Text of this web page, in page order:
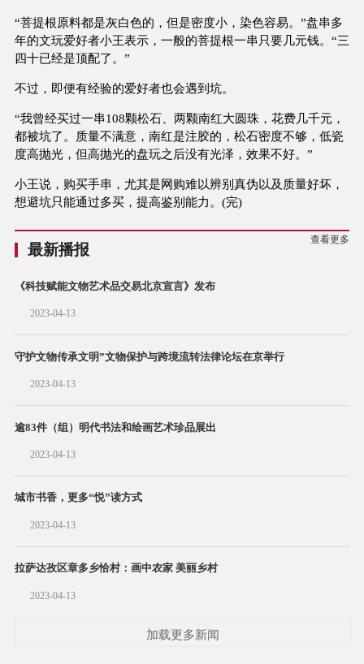
“菩提根原料都是灰白色的，但是密度小，染色容易。”盘串多
年的文玩爱好者小王表示，一般的菩提根一串只要几元钱。“三
四十已经是顶配了。”
不过，即便有经验的爱好者也会遇到坑。
“我曾经买过一串108颗松石、两颗南红大圆珠，花费几千元，
都被坑了。质量不满意，南红是注胶的，松石密度不够，低瓷
度高抛光，但高抛光的盘玩之后没有光泽，效果不好。”
小王说，购买手串，尤其是网购难以辨别真伪以及质量好坏，
想避坑只能通过多买，提高鉴别能力。(完)
最新播报
查看更多
《科技赋能文物艺术品交易北京宣言》发布
2023-04-13
守护文物传承文明”文物保护与跨境流转法律论坛在京举行
2023-04-13
逾83件（组）明代书法和绘画艺术珍品展出
2023-04-13
城市书香，更多“悦”读方式
2023-04-13
拉萨达孜区章多乡恰村：画中农家 美丽乡村
2023-04-13
加载更多新闻